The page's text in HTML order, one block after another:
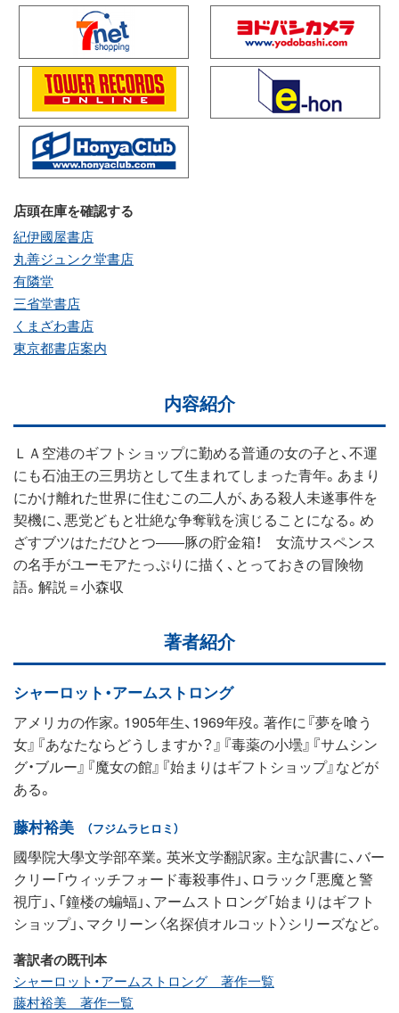
店頭在庫を確認する
紀伊國屋書店
丸善ジュンク堂書店
有隣堂
三省堂書店
くまざわ書店
東京都書店案内
内容紹介
ＬＡ空港のギフトショップに勤める普通の女の子と、不運
にも石油王の三男坊として生まれてしまった青年。あまり
にかけ離れた世界に住むこの二人が、ある殺人未遂事件を
契機に、悪党どもと壮絶な争奪戦を演じることになる。め
ざすブツはただひとつ――豚の貯金箱！ 女流サスペンス
の名手がユーモアたっぷりに描く、とっておきの冒険物
語。解説＝小森収
著者紹介
シャーロット・アームストロング
アメリカの作家。1905年生、1969年歿。著作に『夢を喰う
女』『あなたならどうしますか？』『毒薬の小壜』『サムシン
グ・ブルー』『魔女の館』『始まりはギフトショップ』などが
ある。
藤村裕美 （フジムラヒロミ）
國學院大學文学部卒業。英米文学翻訳家。主な訳書に、バー
クリー「ウィッチフォード毒殺事件」、ロラック「悪魔と警
視庁」、「鐘楼の蝙蝠」、アームストロング「始まりはギフト
ショップ」、マクリーン〈名探偵オルコット〉シリーズなど。
著訳者の既刊本
シャーロット・アームストロング 著作一覧
藤村裕美 著作一覧